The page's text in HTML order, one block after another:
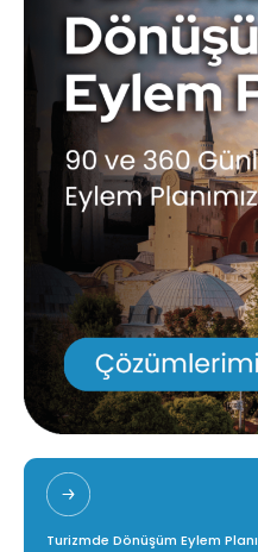
Turizmde Dönüşüm Eylem Planı